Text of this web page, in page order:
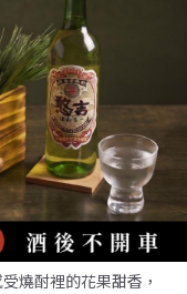
燒酎裡的花果甜香，